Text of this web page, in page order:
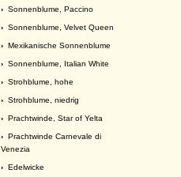
› Sonnenblume, Paccino
› Sonnenblume, Velvet Queen
› Mexikanische Sonnenblume
› Sonnenblume, Italian White
› Strohblume, hohe
› Strohblume, niedrig
› Prachtwinde, Star of Yelta
› Prachtwinde Carnevale di
Venezia
› Edelwicke